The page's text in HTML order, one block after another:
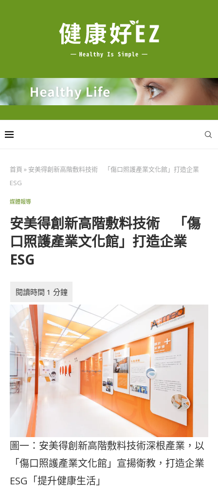
首頁 » 安美得創新高階敷料技術 「傷口照護產業文化館」打造企業
ESG
媒體報導
安美得創新高階敷料技術 「傷
口照護產業文化館」打造企業
ESG
圖一：安美得創新高階敷料技術深根產業，以
「傷口照護產業文化館」宣揚衛教，打造企業
ESG「提升健康生活」